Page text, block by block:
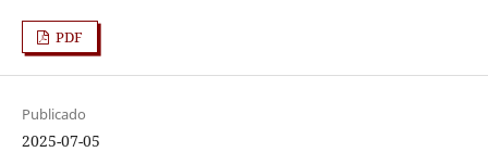
PDF
Publicado
2025-07-05